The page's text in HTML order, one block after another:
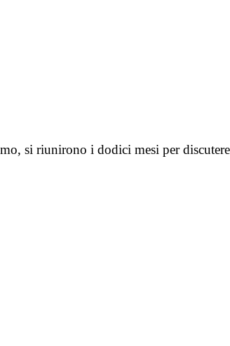
si riunirono i dodici mesi per